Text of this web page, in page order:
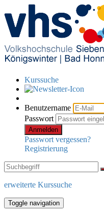
Kurssuche
Benutzername
Passwort
Anmelden
Passwort vergessen?
Registrierung
erweiterte Kurssuche
Toggle navigation